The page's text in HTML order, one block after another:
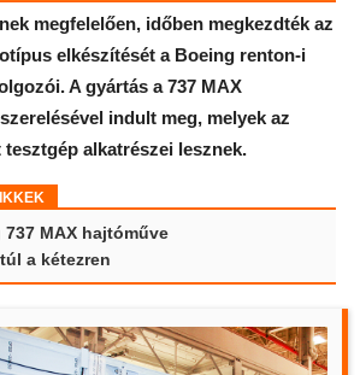
megfelelően, időben megkezdték az
elkészítését a Boeing renton-i
A gyártás a 737 MAX
indult meg, melyek az
alkatrészei lesznek.
MAX hajtóműve
a kétezren